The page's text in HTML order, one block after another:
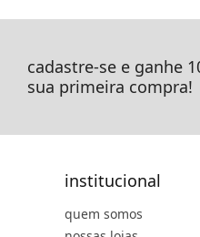
cadastre-se e ganhe
sua primeira compra!
institucional
quem somos